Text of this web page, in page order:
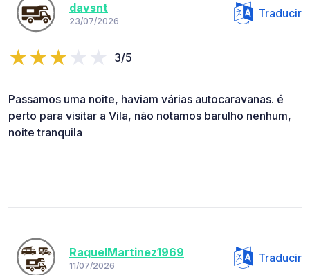
davsnt
23/07/2026
Traducir
3/5
Passamos uma noite, haviam várias autocaravanas. é
perto para visitar a Vila, não notamos barulho nenhum,
noite tranquila
RaquelMartinez1969
11/07/2026
Traducir